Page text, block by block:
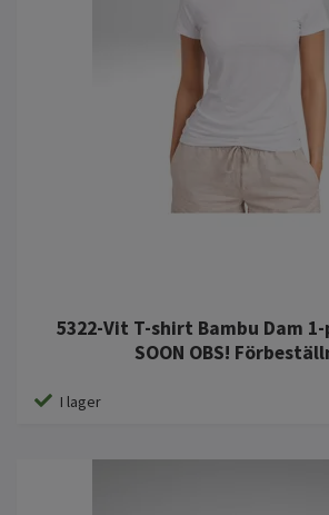
5322-Vit T-shirt Bambu Dam 1-
SOON OBS!
I lager